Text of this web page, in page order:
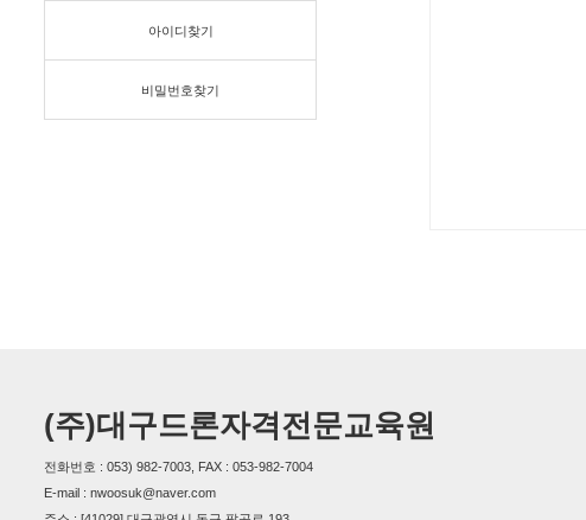
아이디찾기
비밀번호찾기
(주)대구드론자격전문교육원
전화번호 : 053) 982-7003, FAX : 053-982-7004
E-mail : nwoosuk@naver.com